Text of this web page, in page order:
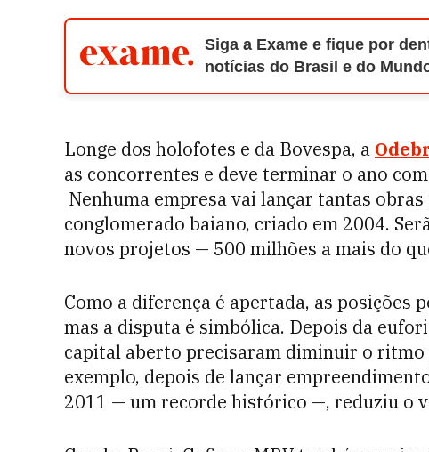
Siga a Exame e fique por
notícias do Brasil e do
Longe dos holofotes e da Bovespa, a
as concorrentes e deve terminar o ano
Nenhuma empresa vai lançar tantas
conglomerado baiano, criado em 2004.
novos projetos — 500 milhões a mais do
Como a diferença é apertada, as posições
mas a disputa é simbólica. Depois da
capital aberto precisaram diminuir o ritmo
exemplo, depois de lançar
2011 — um recorde histórico —, reduziu o